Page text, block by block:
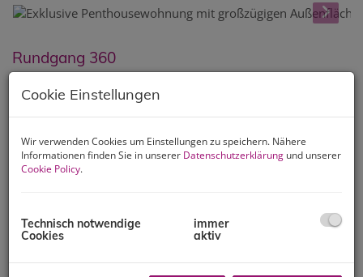
Rundgang 360
Cookie Einstellungen
Wir verwenden Cookies um Einstellungen zu speichern. Nähere
Informationen finden Sie in unserer Datenschutzerklärung und unserer
Cookie Policy.
Technisch notwendige
Cookies
immer
aktiv